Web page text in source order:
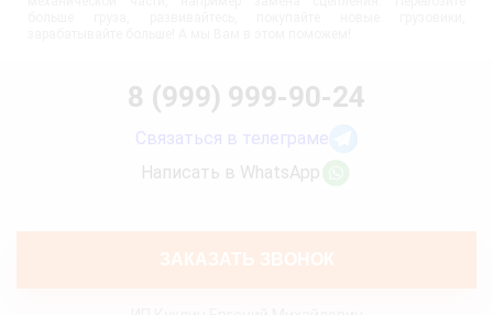
8 (999) 999-90-24
Связаться в телеграме
Написать в WhatsApp
ЗАКАЗАТЬ ЗВОНОК